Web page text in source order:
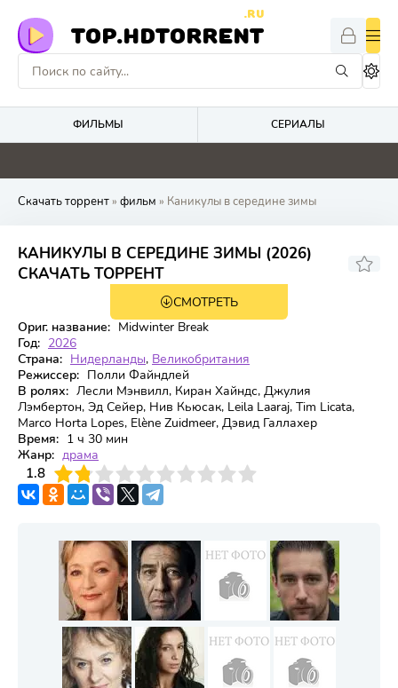
TOP.HDTORRENT
.RU
ФИЛЬМЫ СЕРИАЛЫ
5.9 2 0 0
Скачать торрент» фильм » Каникулы в середине зимы
КАНИКУЛЫ В СЕРЕДИНЕ ЗИМЫ (2026)
СКАЧАТЬ ТОРРЕНТ
6
СМОТРЕТЬ
Ориг. название: Midwinter Break
Год: 2026
Страна: Нидерланды, Великобритания
Режиссер: Полли Файндлей
В ролях: Лесли Мэнвилл, Киран Хайндс, Джулия
Лэмбертон, Эд Сейер, Нив Кьюсак, Leila Laaraj, Tim Licata,
Marco Horta Lopes, Elène Zuidmeer, Дэвид Галлахер
Время: 1 ч 30 мин
Жанр: драма
1.8
4 6 7 8 9 10